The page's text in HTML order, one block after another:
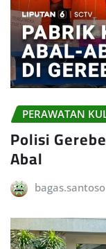
PERAWATAN
Polisi
Abal
bagas.santoso